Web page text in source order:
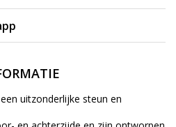
uitzonderlijke steun en